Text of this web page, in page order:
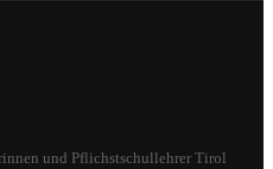
und Pflichstschullehrer Tirol